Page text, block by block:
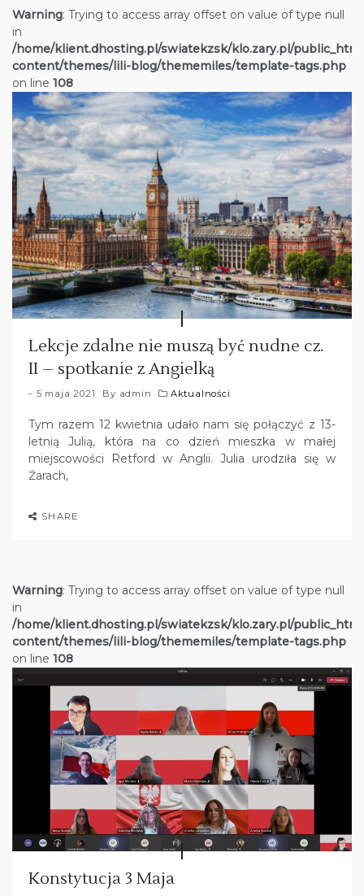
Warning: Trying to access array offset on value of type null
in
/home/klient.dhosting.pl/swiatekzsk/klo.zary.pl/
content/themes/lili-blog/thememiles/template-tags.php
on line 108
Lekcje zdalne nie muszą być nudne cz.
II – spotkanie z Angielką
5 maja 2021 By admin Aktualności
Tym razem 12 kwietnia udało nam się połączyć z 13-
letnią Julią, która na co dzień mieszka w małej
miejscowości Retford w Anglii. Julia urodziła się w
Żarach,
SHARE
Warning: Trying to access array offset on value of type null
in
/home/klient.dhosting.pl/swiatekzsk/klo.zary.pl/
content/themes/lili-blog/thememiles/template-tags.php
on line 108
Konstytucja 3 Maja